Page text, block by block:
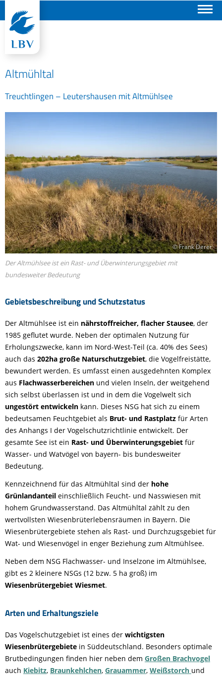
Altmühltal
Treuchtlingen – Leutershausen mit Altmühlsee
Gebietsbeschreibung und Schutzstatus
© Frank Derer
Der Altmühlsee ist ein Rast- und Überwinterungsgebiet mit
bundesweiter Bedeutung
Der Altmühlsee ist ein nährstoffreicher, flacher Stausee, der
1985 geflutet wurde. Neben der optimalen Nutzung für
Erholungszwecke, kann im Nord-West-Teil (ca. 40% des Sees)
auch das 202ha große Naturschutzgebiet, die Vogelfreistätte,
bewundert werden. Es umfasst einen ausgedehnten Komplex
aus Flachwasserbereichen und vielen Inseln, der weitgehend
sich selbst überlassen ist und in dem die Vogelwelt sich
ungestört entwickeln kann. Dieses NSG hat sich zu einem
bedeutsamen Feuchtgebiet als Brut- und Rastplatz für Arten
des Anhangs I der Vogelschutzrichtlinie entwickelt. Der
gesamte See ist ein Rast- und Überwinterungsgebiet für
Wasser- und Watvögel von bayern- bis bundesweiter
Bedeutung.
Kennzeichnend für das Altmühltal sind der hohe
Grünlandanteil einschließlich Feucht- und Nasswiesen mit
hohem Grundwasserstand. Das Altmühltal zählt zu den
wertvollsten Wiesenbrüterlebensräumen in Bayern. Die
Wiesenbrütergebiete stehen als Rast- und Durchzugsgebiet für
Wat- und Wiesenvögel in enger Beziehung zum Altmühlsee.
Neben dem NSG Flachwasser- und Inselzone im Altmühlsee,
gibt es 2 kleinere NSGs (12 bzw. 5 ha groß) im
Wiesenbrütergebiet Wiesmet.
Arten und Erhaltungsziele
Das Vogelschutzgebiet ist eines der wichtigsten
Wiesenbrütergebiete in Süddeutschland. Besonders optimale
Brutbedingungen finden hier neben dem Großen Brachvogel
auch Kiebitz, Braunkehlchen, Grauammer, Weißstorch und